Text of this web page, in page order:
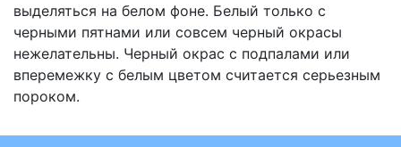
выделяться на белом фоне. Белый только с
черными пятнами или совсем черный окрасы
нежелательны. Черный окрас с подпалами или
вперемежку с белым цветом считается серьезным
пороком.